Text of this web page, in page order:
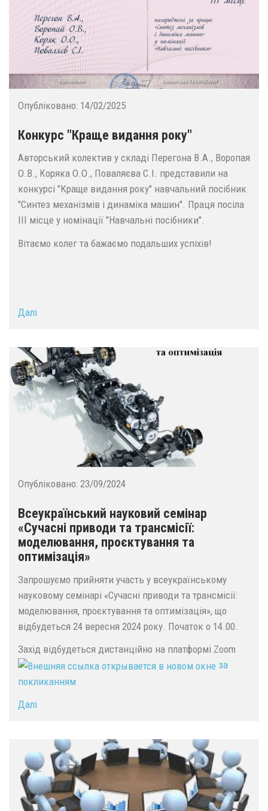
Опубліковано: 14/02/2025
Конкурс "Краще видання року"
Авторський колектив у складі Перегона В.А., Воропая
О.В., Коряка О.О., Поваляєва С.І. представили на
конкурсі "Краще видання року" навчальний посібник
"Синтез механізмів і динаміка машин". Праця посіла
ІІІ місце у номінації "Навчальні посібники".
Вітаємо колег та бажаємо подальших успіхів!
Далі
Опубліковано: 23/09/2024
Всеукраїнський науковий семінар
«Сучасні приводи та трансмісії:
моделювання, проєктування та
оптимізація»
Запрошуємо прийняти участь у всеукраїнському
науковому семінарі «Сучасні приводи та трансмісії:
моделювання, проєктування та оптимізація», що
відбудеться 24 вересня 2024 року. Початок о 14.00.
Захід відбудеться дистанційно на платформі Zoom
за
покликанням
Далі